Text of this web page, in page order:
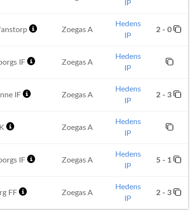
IP
Zoegas A
Hedens
IP
2 - 0
IF Zoegas A
Hedens
IP
IF Zoegas A
Hedens
IP
2 - 3
Zoegas A
Hedens
IP
IF Zoegas A
Hedens
IP
5 - 1
FF Zoegas A
Hedens
IP
2 - 3